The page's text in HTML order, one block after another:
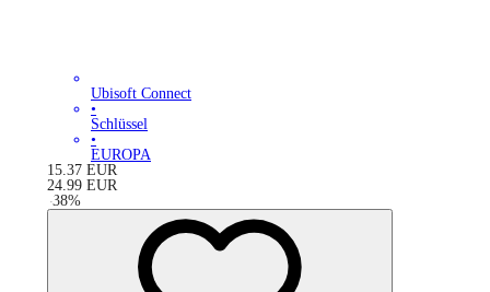
Ubisoft Connect
•
Schlüssel
•
EUROPA
15.37 EUR
24.99 EUR
-38%